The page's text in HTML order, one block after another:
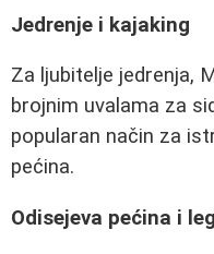
Jedrenje i kajaking
Za ljubitelje jedrenja,
brojnim uvalama za
popularan način za
pećina.
Odisejeva pećina i